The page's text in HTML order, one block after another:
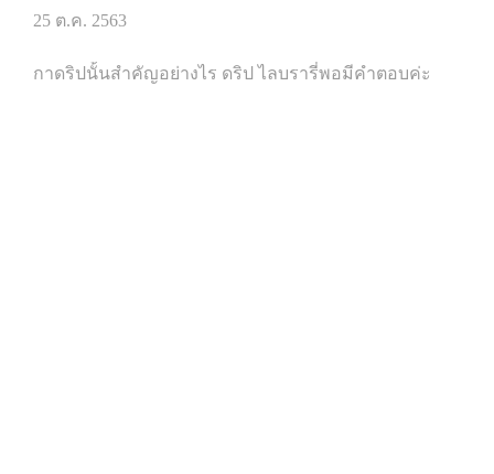
25 ต.ค. 2563
กาดริปนั้นสำคัญอย่างไร ดริป ไลบรารี่พอมีคำตอบค่ะ